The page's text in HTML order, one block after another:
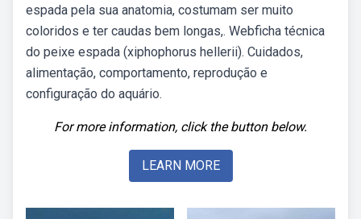
espada pela sua anatomia, costumam ser muito
coloridos e ter caudas bem longas,. Webficha técnica
do peixe espada (xiphophorus hellerii). Cuidados,
alimentação, comportamento, reprodução e
configuração do aquário.
For more information, click the button below.
LEARN MORE